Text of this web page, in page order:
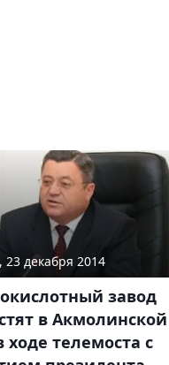
23 декабря 2014
завод
в Акмолинской
ходе телемоста с